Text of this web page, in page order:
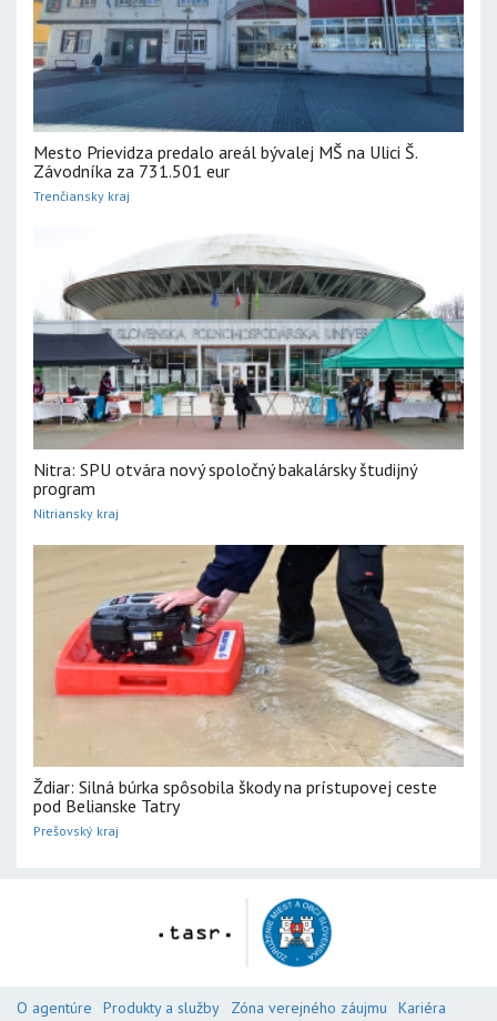
Mesto Prievidza predalo areál bývalej MŠ na Ulici Š.
Závodníka za 731.501 eur
Trenčiansky kraj
Nitra: SPU otvára nový spoločný bakalársky študijný
program
Nitriansky kraj
Ždiar: Silná búrka spôsobila škody na prístupovej ceste
pod Belianske Tatry
Prešovský kraj
O agentúre Produkty a služby Zóna verejného záujmu
Kariéra